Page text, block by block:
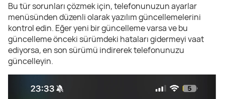
Bu tür sorunları çözmek için, telefonunuzun ayarlar
menüsünden düzenli olarak yazılım güncellemelerini
kontrol edin. Eğer yeni bir güncelleme varsa ve bu
güncelleme önceki sürümdeki hataları gidermeyi vaat
ediyorsa, en son sürümü indirerek telefonunuzu
güncelleyin.